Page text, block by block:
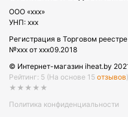
OOO «xxx»
УНП: xxx
Регистрация в Торговом
№xxx от xxx09.2018
© Интернет-магазин iheat.by
Рейтинг: 5 (На основе 15 отзывов)
★★★★★
Политика конфиденциальности